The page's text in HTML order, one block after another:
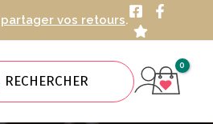
partager vos retours.